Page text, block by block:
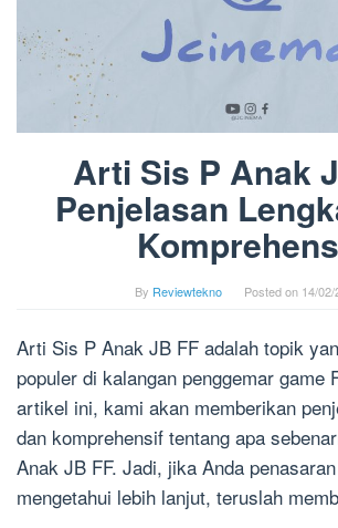
Arti Sis P Anak
Penjelasan
By Reviewtekno Posted on 14/02/
Arti Sis P Anak JB FF adalah topik
populer di kalangan penggemar game
artikel ini, kami akan memberikan
dan komprehensif tentang apa
Anak JB FF. Jadi, jika Anda
mengetahui lebih lanjut, teruslah